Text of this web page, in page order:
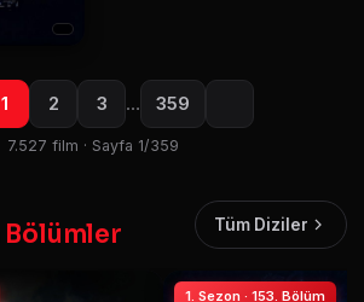
1 2 3 … 359
7.527 film · Sayfa 1/359
Bölümler Tüm Diziler
1. Sezon · 153. Bölüm